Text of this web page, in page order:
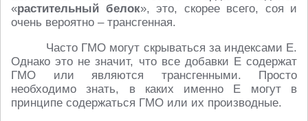
«растительный белок», это, скорее всего, соя и
очень вероятно – трансгенная.
Часто ГМО могут скрываться за индексами E.
Однако это не значит, что все добавки Е содержат
ГМО или являются трансгенными. Просто
необходимо знать, в каких именно E могут в
принципе содержаться ГМО или их производные.